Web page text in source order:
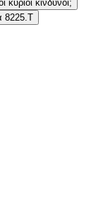
κύριοι κίνδυνοι;
8225.T